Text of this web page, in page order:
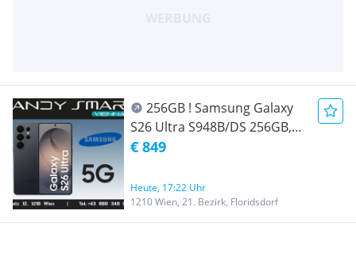
256GB ! Samsung Galaxy
S26 Ultra S948B/DS 256GB,
Black ( Schwarz )/ Nagelneu,
Frei Für Alle Simkarten/ Mit
24 Monate Hersteller
Garantie/ Nur bei Handy
€ 849
Heute, 17:22 Uhr
1210 Wien, 21. Bezirk, Floridsdorf